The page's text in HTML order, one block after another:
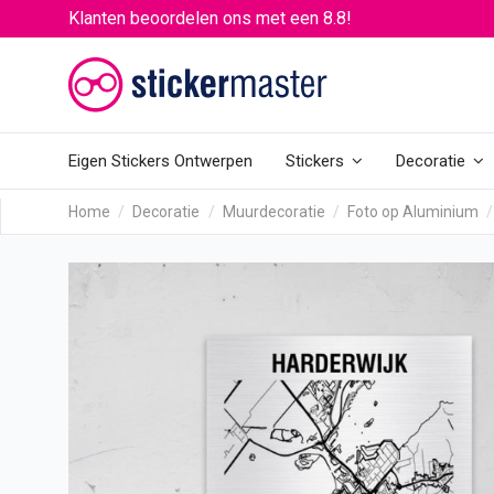
Klanten beoordelen ons met een 8.8!
Eigen Stickers Ontwerpen Stickers Decoratie
Home Decoratie Muurdecoratie Foto op Aluminium